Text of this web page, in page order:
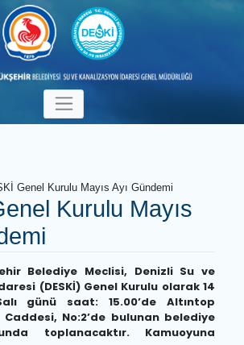
Genel Kurulu Mayıs Ayı Gündemi
Kurulu Mayıs
Belediye Meclisi, Denizli Su
(DESKİ) Genel Kurulu olarak
Salı günü saat: 15.00’de